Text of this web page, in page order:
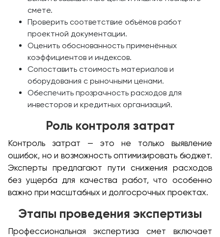
смете.
Проверить соответствие объёмов работ
проектной документации.
Оценить обоснованность применённых
коэффициентов и индексов.
Сопоставить стоимость материалов и
оборудования с рыночными ценами.
Обеспечить прозрачность расходов для
инвесторов и кредитных организаций.
Роль контроля затрат
Контроль затрат — это не только выявление
ошибок, но и возможность оптимизировать бюджет.
Эксперты предлагают пути снижения расходов
без ущерба для качества работ, что особенно
важно при масштабных и долгосрочных проектах.
Этапы проведения экспертизы
Профессиональная экспертиза смет включает